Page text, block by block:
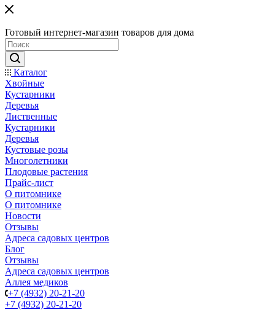
Готовый интернет-магазин товаров для дома
Каталог
Хвойные
Кустарники
Деревья
Лиственные
Кустарники
Деревья
Кустовые розы
Многолетники
Плодовые растения
Прайс-лист
О питомнике
О питомнике
Новости
Отзывы
Адреса садовых центров
Блог
Отзывы
Адреса садовых центров
Аллея медиков
+7 (4932) 20-21-20
+7 (4932) 20-21-20